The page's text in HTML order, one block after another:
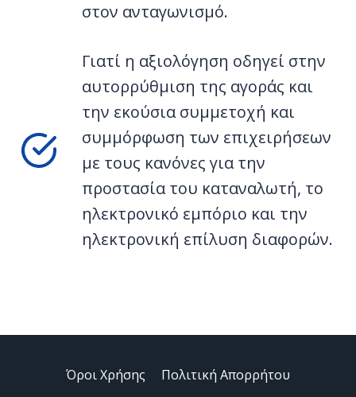
στον ανταγωνισμό.
Γιατί η αξιολόγηση οδηγεί στην
αυτορρύθμιση της αγοράς και
την εκούσια συμμετοχή και
συμμόρφωση των επιχειρήσεων
με τους κανόνες για την
προστασία του καταναλωτή, το
ηλεκτρονικό εμπόριο και την
ηλεκτρονική επίλυση διαφορών.
Όροι Χρήσης Πολιτική Απορρήτου